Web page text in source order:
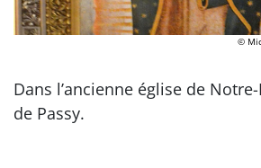
©
Dans l’ancienne église de
de Passy.